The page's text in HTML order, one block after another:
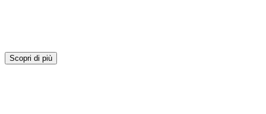
Scopri di più